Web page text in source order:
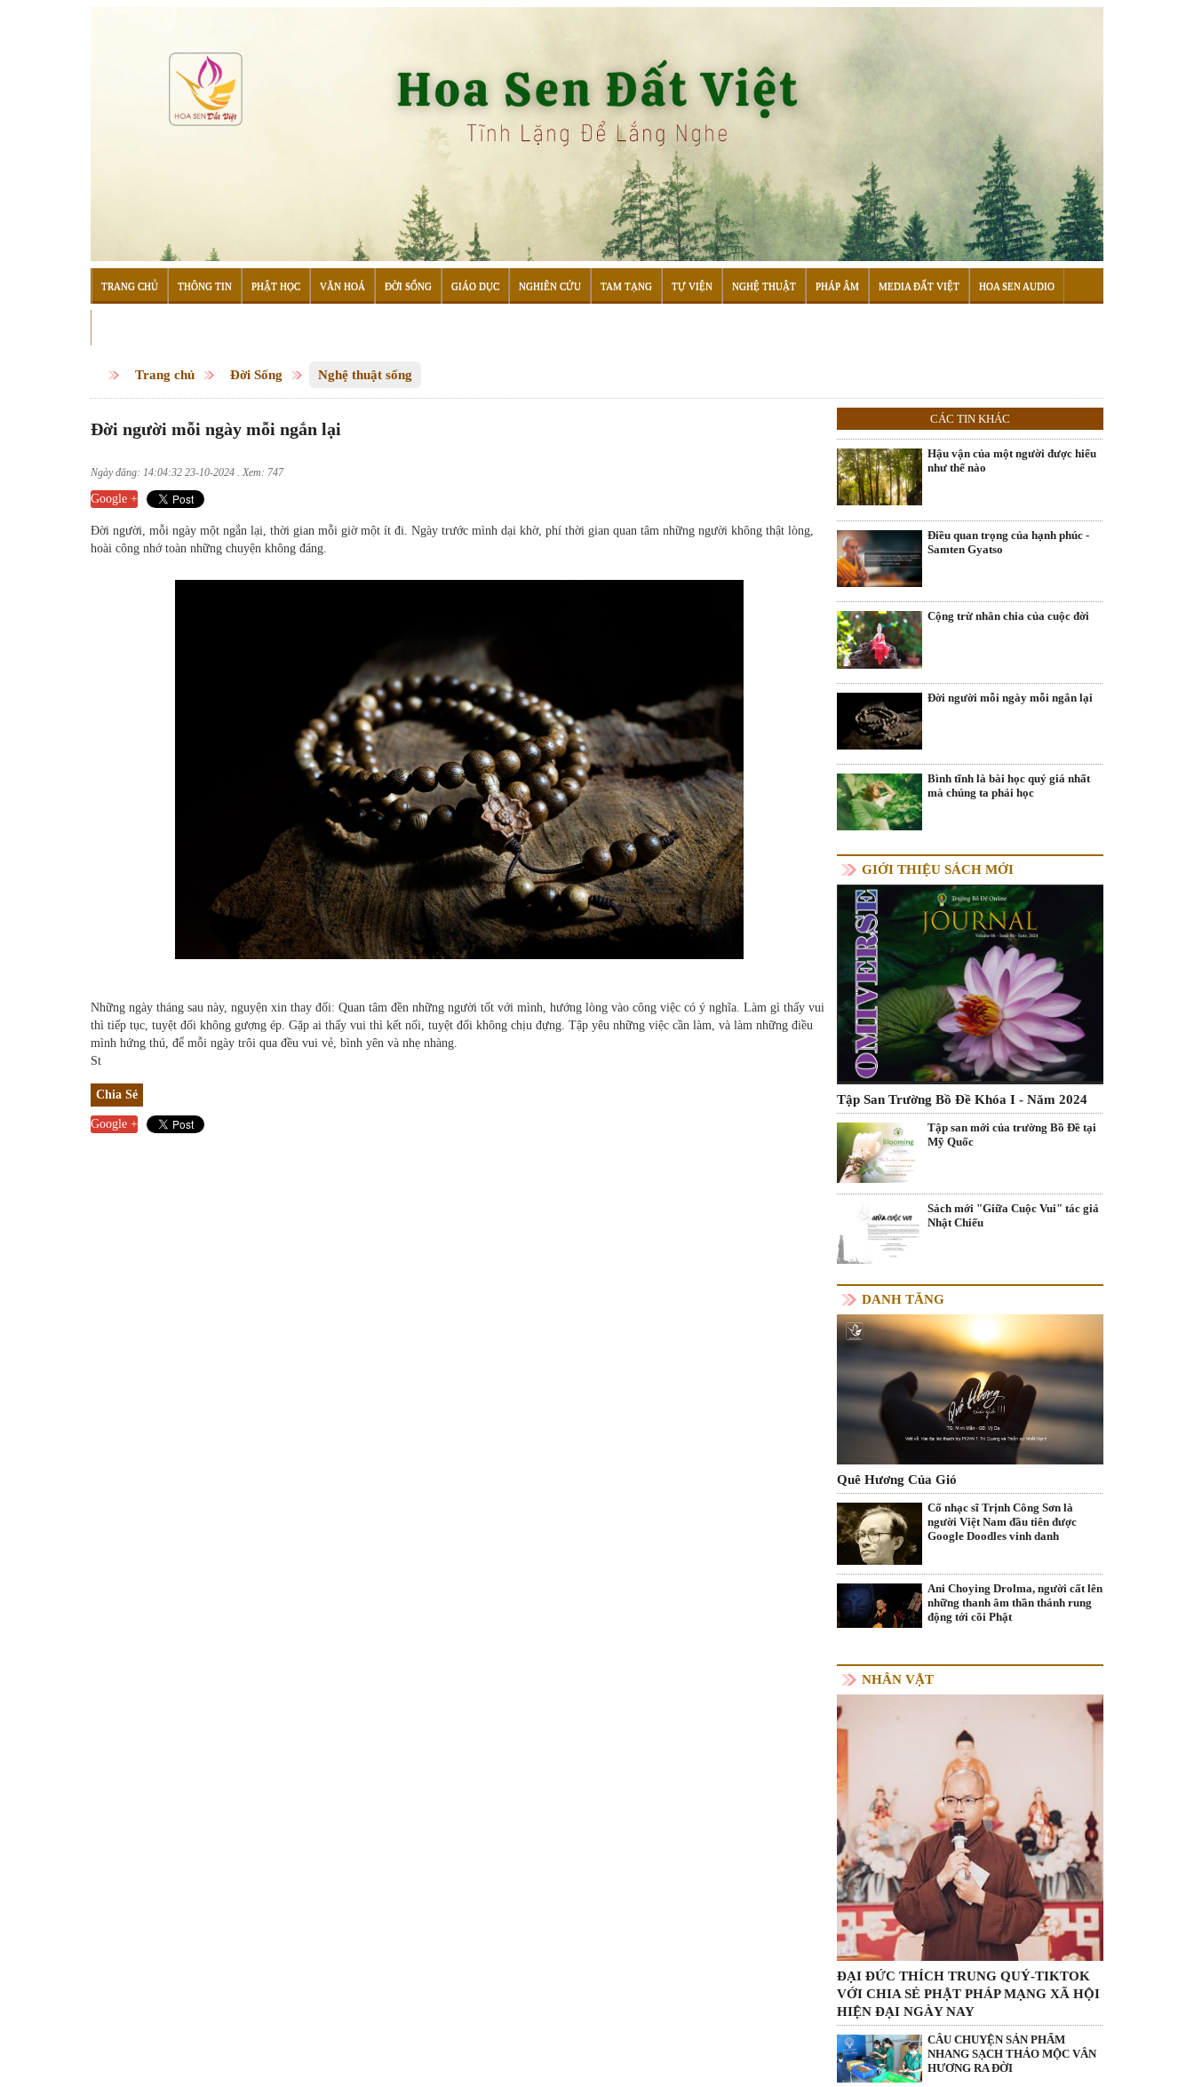
TRANG CHỦ THÔNG TIN PHẬT HỌC VĂN HOÁ ĐỜI SỐNG GIÁO DỤC NGHIÊN CỨU TAM TẠNG TỰ VIỆN NGHỆ THUẬT PHÁP ÂM MEDIA ĐẤT VIỆT HOA SEN AUDIO
Trang chủ Đời Sống Nghệ thuật sống
Đời người mỗi ngày mỗi ngắn lại
Ngày đăng: 14:04:32 23-10-2024 . Xem: 747
Google +
Đời người, mỗi ngày một ngắn lại, thời gian mỗi giờ một ít đi. Ngày trước mình dại khờ, phí thời gian quan tâm những người không thật lòng,
hoài công nhớ toàn những chuyện không đáng.
Những ngày tháng sau này, nguyện xin thay đối: Quan tâm đền những người tốt với mình, hướng lòng vào công việc có ý nghĩa. Làm gì thấy vui
thì tiếp tục, tuyệt đối không gượng ép. Gặp ai thấy vui thì kết nối, tuyệt đối không chịu đựng. Tập yêu những việc cần làm, và làm những điều
mình hứng thú, để mỗi ngày trôi qua đều vui vẻ, bình yên và nhẹ nhàng.
St
Chia Sẻ
Google +
CÁC TIN KHÁC
Hậu vận của một người được hiểu
như thế nào
Điều quan trọng của hạnh phúc -
Samten Gyatso
Cộng trừ nhân chia của cuộc đời
Đời người mỗi ngày mỗi ngắn lại
Bình tĩnh là bài học quý giá nhất
mà chúng ta phải học
GIỚI THIỆU SÁCH MỚI
Tập San Trường Bồ Đề Khóa I - Năm 2024
Tập san mới của trường Bồ Đề tại
Mỹ Quốc
Sách mới "Giữa Cuộc Vui" tác giả
Nhật Chiếu
DANH TĂNG
Quê Hương Của Gió
Cố nhạc sĩ Trịnh Công Sơn là
người Việt Nam đầu tiên được
Google Doodles vinh danh
Ani Choying Drolma, người cất lên
những thanh âm thần thánh rung
động tới cõi Phật
NHÂN VẬT
ĐẠI ĐỨC THÍCH TRUNG QUÝ-TIKTOK
VỚI CHIA SẺ PHẬT PHÁP MẠNG XÃ HỘI
HIỆN ĐẠI NGÀY NAY
CÂU CHUYỆN SẢN PHẨM
NHANG SẠCH THẢO MỘC VÂN
HƯƠNG RA ĐỜI